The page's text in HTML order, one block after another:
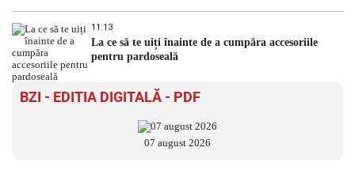
11:13
La ce să te uiți înainte de a cumpăra accesoriile
pentru pardoseală
BZI - EDITIA DIGITALĂ - PDF
07 august 2026